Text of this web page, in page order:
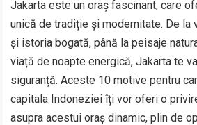
Jakarta este un oraș fascinant, care
unică de tradiție și modernitate. De la
și istoria bogată, până la peisaje
viață de noapte energică, Jakarta te
siguranță. Aceste 10 motive pentru
capitala Indoneziei îți vor oferi o
asupra acestui oraș dinamic, plin de